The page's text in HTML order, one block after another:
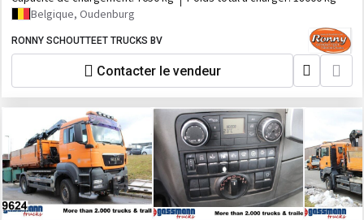
Belgique, Oudenburg
RONNY SCHOUTTEET TRUCKS BV
Contacter le vendeur